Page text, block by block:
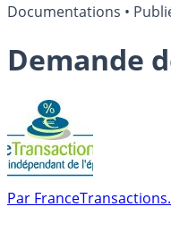
Documentations •
Demande
Par